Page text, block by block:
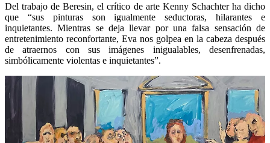
Del trabajo de Beresin, el crítico de arte Kenny Schachter ha dicho
que “sus pinturas son igualmente seductoras, hilarantes e
inquietantes. Mientras se deja llevar por una falsa sensación de
entretenimiento reconfortante, Eva nos golpea en la cabeza después
de atraernos con sus imágenes inigualables, desenfrenadas,
simbólicamente violentas e inquietantes”.